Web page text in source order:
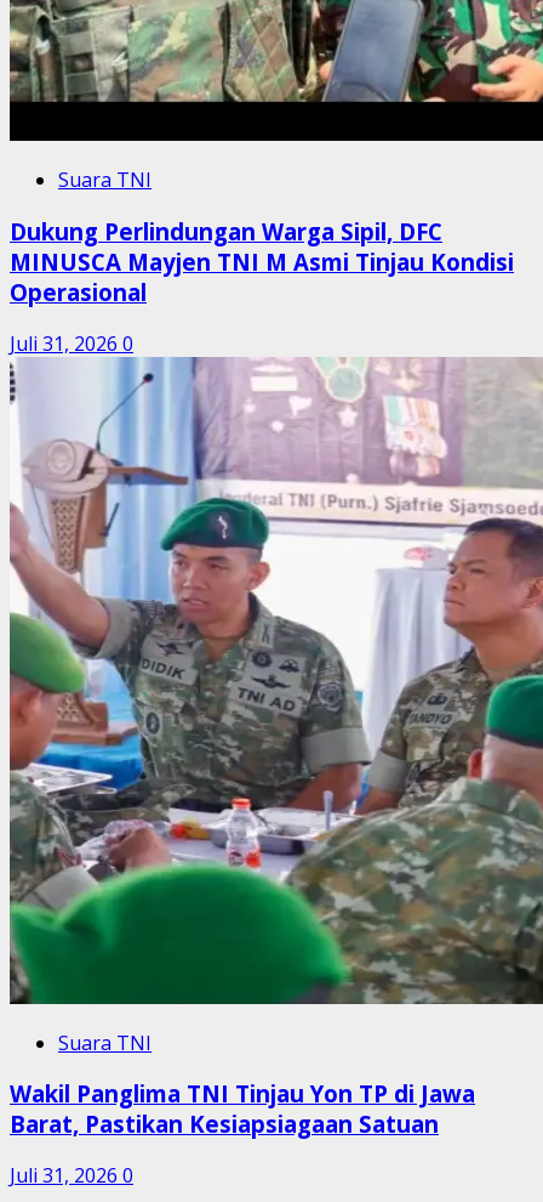
Suara TNI
Dukung Perlindungan Warga Sipil, DFC
MINUSCA Mayjen TNI M Asmi Tinjau Kondisi
Operasional
Juli 31, 2026 0
Suara TNI
Wakil Panglima TNI Tinjau Yon TP di Jawa
Barat, Pastikan Kesiapsiagaan Satuan
Juli 31, 2026 0